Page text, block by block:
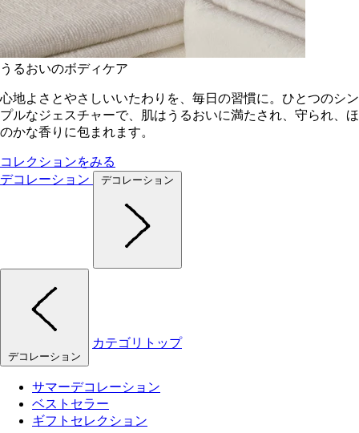
うるおいのボディケア
心地よさとやさしいいたわりを、毎日の習慣に。ひとつのシン
プルなジェスチャーで、肌はうるおいに満たされ、守られ、ほ
のかな香りに包まれます。
コレクションをみる
デコレーション
デコレーション
デコレーション
カテゴリトップ
サマーデコレーション
ベストセラー
ギフトセレクション